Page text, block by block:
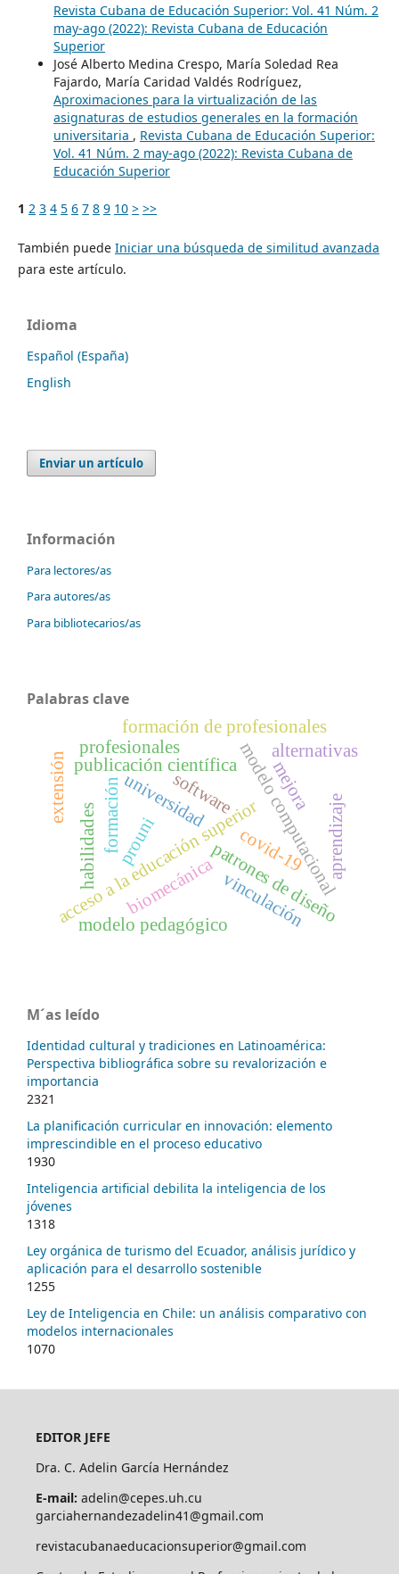
Revista Cubana de Educación Superior: Vol. 41 Núm. 2
may-ago (2022): Revista Cubana de Educación
Superior
José Alberto Medina Crespo, María Soledad Rea
Fajardo, María Caridad Valdés Rodríguez,
Aproximaciones para la virtualización de las
asignaturas de estudios generales en la formación
universitaria , Revista Cubana de Educación Superior:
Vol. 41 Núm. 2 may-ago (2022): Revista Cubana de
Educación Superior
1 2 3 4 5 6 7 8 9 10 > >>
También puede Iniciar una búsqueda de similitud avanzada
para este artículo.
Idioma
Español (España)
English
Enviar un artículo
Información
Para lectores/as
Para autores/as
Para bibliotecarios/as
Palabras clave
acceso a la educación superiormodelo computacional
patrones de diseño
software
formación de profesionales
publicación científica
universidad
formación
modelo pedagógico
profesionales
biomecánica
habilidades aprendizaje
extensión
vinculación
alternativas
mejora
covid-19
prouni
M´as leído
Identidad cultural y tradiciones en Latinoamérica:
Perspectiva bibliográfica sobre su revalorización e
importancia
2321
La planificación curricular en innovación: elemento
imprescindible en el proceso educativo
1930
Inteligencia artificial debilita la inteligencia de los
jóvenes
1318
Ley orgánica de turismo del Ecuador, análisis jurídico y
aplicación para el desarrollo sostenible
1255
Ley de Inteligencia en Chile: un análisis comparativo con
modelos internacionales
1070
EDITOR JEFE
Dra. C. Adelin García Hernández
E-mail: adelin@cepes.uh.cu
garciahernandezadelin41@gmail.com
revistacubanaeducacionsuperior@gmail.com